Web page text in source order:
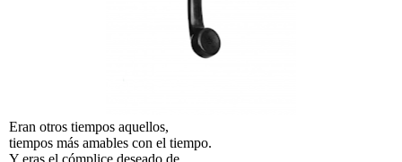
Eran otros tiempos aquellos,
tiempos más amables con el tiempo.